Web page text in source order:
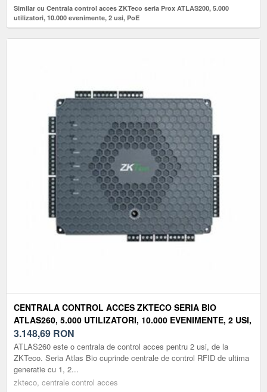
Similar cu Centrala control acces ZKTeco seria Prox ATLAS200, 5.000
utilizatori, 10.000 evenimente, 2 usi, PoE
CENTRALA CONTROL ACCES ZKTECO SERIA BIO
ATLAS260, 5.000 UTILIZATORI, 10.000 EVENIMENTE, 2 USI,
POE
3.148,69 RON
ATLAS260 este o centrala de control acces pentru 2 usi, de la
ZKTeco. Seria Atlas Bio cuprinde centrale de control RFID de ultima
generatie cu 1, 2...
zkteco, centrale control acces